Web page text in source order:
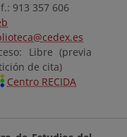
913 357 606
Libre (previa
de cita)
Centro RECIDA